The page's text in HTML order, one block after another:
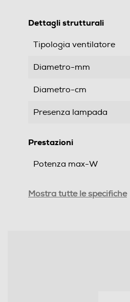
Dettagli strutturali
Tipologia ventilatore
Diametro-mm
Diametro-cm
Presenza lampada
Prestazioni
Potenza max-W
Funzioni e Plus
Mostra tutte le specifiche